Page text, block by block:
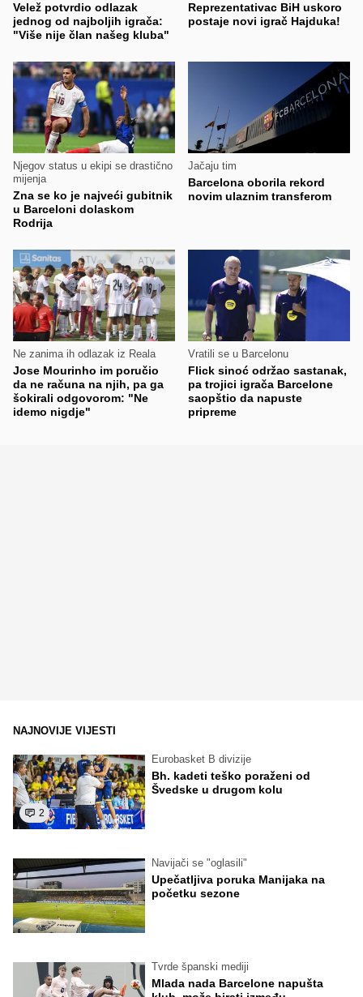
Velež potvrdio odlazak
jednog od najboljih igrača:
"Više nije član našeg kluba"
Reprezentativac BiH uskoro
postaje novi igrač Hajduka!
Njegov status u ekipi se drastično
mijenja
Zna se ko je najveći gubitnik
u Barceloni dolaskom
Rodrija
Jačaju tim
Barcelona oborila rekord
novim ulaznim transferom
Ne zanima ih odlazak iz Reala
Jose Mourinho im poručio
da ne računa na njih, pa ga
šokirali odgovorom: "Ne
idemo nigdje"
Vratili se u Barcelonu
Flick sinoć održao sastanak,
pa trojici igrača Barcelone
saopštio da napuste
pripreme
NAJNOVIJE VIJESTI
2
Eurobasket B divizije
Bh. kadeti teško poraženi od
Švedske u drugom kolu
Navijači se "oglasili"
Upečatljiva poruka Manijaka na
početku sezone
Tvrde španski mediji
Mlada nada Barcelone napušta